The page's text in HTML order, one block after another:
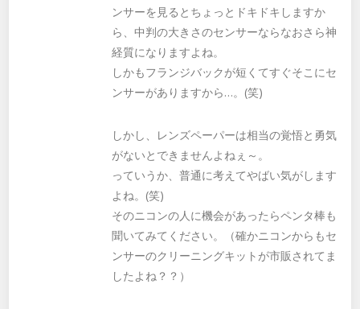
ンサーを見るとちょっとドキドキしますか
ら、中判の大きさのセンサーならなおさら神
経質になりますよね。
しかもフランジバックが短くてすぐそこにセ
ンサーがありますから…。(笑)
しかし、レンズペーパーは相当の覚悟と勇気
がないとできませんよねぇ～。
っていうか、普通に考えてやばい気がします
よね。(笑)
そのニコンの人に機会があったらペンタ棒も
聞いてみてください。（確かニコンからもセ
ンサーのクリーニングキットが市販されてま
したよね？？）